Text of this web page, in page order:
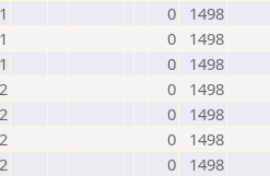
0
1498
0
1498
0
1498
0
1498
0
1498
0
1498
0
1498